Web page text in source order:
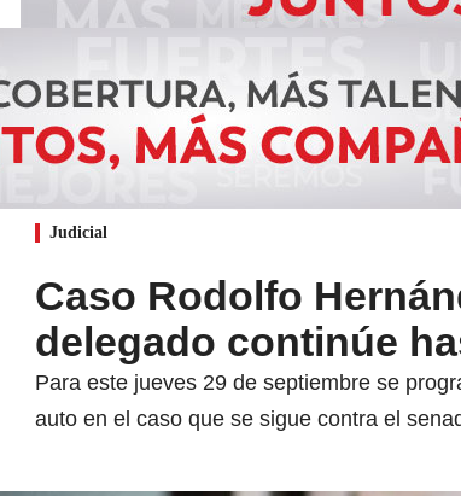
Judicial
Caso Rodolfo
delegado continúe
Para este jueves 29 de septiembre se
auto en el caso que se sigue contra el